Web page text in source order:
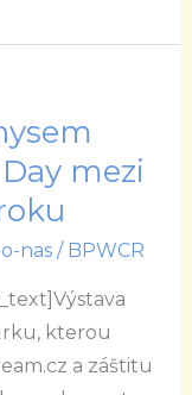
mezi
nas/ BPWCR
kterou
a záštitu